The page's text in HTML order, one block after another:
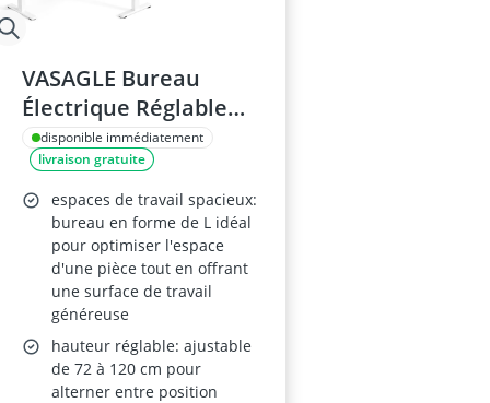
VASAGLE Bureau
Électrique Réglable
LSD264W01
disponible immédiatement
livraison gratuite
espaces de travail spacieux:
bureau en forme de L idéal
pour optimiser l'espace
d'une pièce tout en offrant
une surface de travail
généreuse
hauteur réglable: ajustable
de 72 à 120 cm pour
alterner entre position